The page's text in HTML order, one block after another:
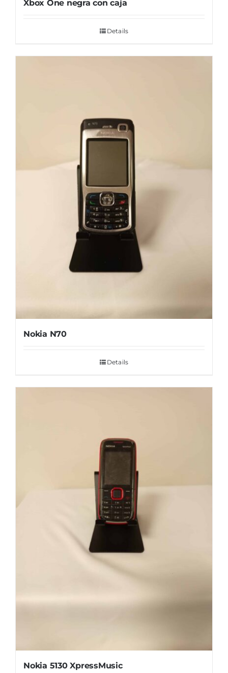
Xbox One negra con caja
Details
Nokia N70
Details
Nokia 5130 XpressMusic